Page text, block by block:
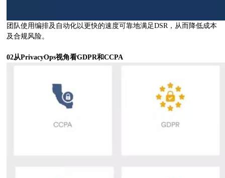
团队使用编排及自动化以更快的速度可靠地满足DSR，从而降低成本
及合规风险。
02从PrivacyOps视角看GDPR和CCPA